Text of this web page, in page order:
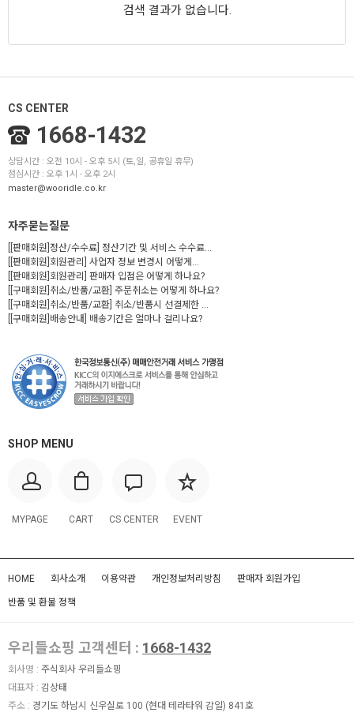
검색 결과가 없습니다.
CS CENTER
1668-1432
상담시간 : 오전 10시 - 오후 5시 (토,일, 공휴일 휴무)
점심시간 : 오후 1시 - 오후 2시
master@wooridle.co.kr
자주묻는질문
[[판매회원]정산/수수료] 정산기간 및 서비스 수수료...
[[판매회원]회원관리] 사업자 정보 변경시 어떻게...
[[판매회원]회원관리] 판매자 입점은 어떻게 하나요?
[[구매회원]취소/반품/교환] 주문취소는 어떻게 하나요?
[[구매회원]취소/반품/교환] 취소/반품시 선결제한 ...
[[구매회원]배송안내] 배송기간은 얼마나 걸리나요?
SHOP MENU
MYPAGE CART CS CENTER EVENT
HOME 회사소개 이용약관 개인정보처리방침 판매자 회원가입
반품 및 환불 정책
우리들쇼핑 고객센터 : 1668-1432
회사명 : 주식회사 우리들쇼핑
대표자 : 김상태
주소 : 경기도 하남시 신우실로 100 (현대 테라타워 감일) 841호